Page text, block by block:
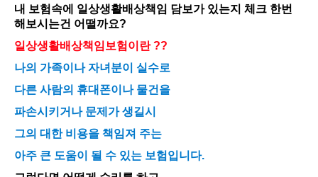
내 보험속에 일상생활배상책임 담보가 있는지 체크 한번
해보시는건 어떨까요?
일상생활배상책임보험이란 ??
나의 가족이나 자녀분이 실수로
다른 사람의 휴대폰이나 물건을
파손시키거나 문제가 생길시
그의 대한 비용을 책임져 주는
아주 큰 도움이 될 수 있는 보험입니다.